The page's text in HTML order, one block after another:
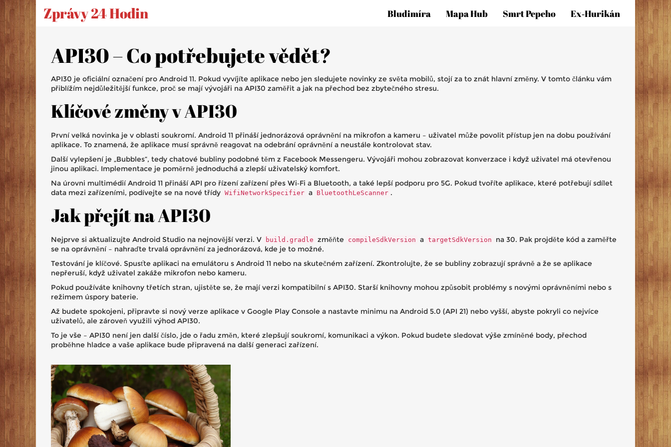
Zprávy 24 Hodin Bludimíra Mapa Hub Smrt Pepeho Ex‑hurikán
API30 – Co potřebujete vědět?
API30 je oficiální označení pro Android 11. Pokud vyvíjíte aplikace nebo jen sledujete novinky ze světa mobilů, stojí za to znát hlavní změny. V tomto článku vám
přiblížím nejdůležitější funkce, proč se mají vývojáři na API30 zaměřit a jak na přechod bez zbytečného stresu.
Klíčové změny v API30
První velká novinka je v oblasti soukromí. Android 11 přináší jednorázová oprávnění na mikrofon a kameru – uživatel může povolit přístup jen na dobu používání
aplikace. To znamená, že aplikace musí správně reagovat na odebrání oprávnění a neustále kontrolovat stav.
Další vylepšení je „Bubbles“, tedy chatové bubliny podobné těm z Facebook Messengeru. Vývojáři mohou zobrazovat konverzace i když uživatel má otevřenou
jinou aplikaci. Implementace je poměrně jednoduchá a zlepší uživatelský komfort.
Na úrovni multimédií Android 11 přináší API pro řízení zařízení přes Wi‑Fi a Bluetooth, a také lepší podporu pro 5G. Pokud tvoříte aplikace, které potřebují sdílet
data mezi zařízeními, podívejte se na nové třídy WifiNetworkSpecifier a BluetoothLeScanner .
Jak přejít na API30
Nejprve si aktualizujte Android Studio na nejnovější verzi. V build.gradle změňte compileSdkVersion a targetSdkVersion
na 30. Pak projděte kód a zaměřte
se na oprávnění – nahraďte trvalá oprávnění za jednorázová, kde je to možné.
Testování je klíčové. Spusťte aplikaci na emulátoru s Android 11 nebo na skutečném zařízení. Zkontrolujte, že se bubliny zobrazují správně a že se aplikace
nepřeruší, když uživatel zakáže mikrofon nebo kameru.
Pokud používáte knihovny třetích stran, ujistěte se, že mají verzi kompatibilní s API30. Starší knihovny mohou způsobit problémy s novými oprávněními nebo s
režimem úspory baterie.
Až budete spokojeni, připravte si nový verze aplikace v Google Play Console a nastavte minimu na Android 5.0 (API 21) nebo vyšší, abyste pokryli co nejvíce
uživatelů, ale zároveň využili výhod API30.
To je vše – API30 není jen další číslo, jde o řadu změn, které zlepšují soukromí, komunikaci a výkon. Pokud budete sledovat výše zmíněné body, přechod
proběhne hladce a vaše aplikace bude připravená na další generaci zařízení.